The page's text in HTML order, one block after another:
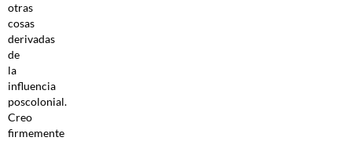
otras
cosas
derivadas
de
la
influencia
poscolonial.
Creo
firmemente